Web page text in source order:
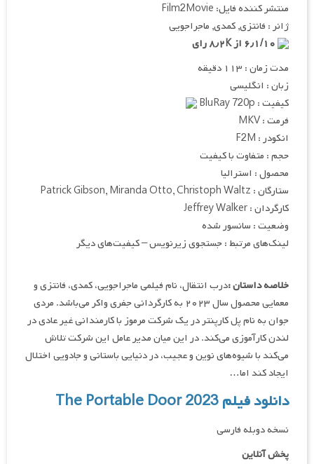
منتشر کننده فایل: Film2Movie
ژانر : فانتزی, کمدی, ماجراجویی
مدت زمان : ۱۱۳ دقیقه
زبان : انگلیسی
کیفیت : BluRay 720p
فرمت : MKV
انکودر : F2M
حجم : متفاوت با کیفیت
محصول : استرالیا
ستارگان : Patrick Gibson, Miranda Otto, Christoph Waltz
کارگردان : Jeffrey Walker
وضعیت : سانسور شده
لینک‌های مرتبط : جستجوی زیرنویس – کیفیت‌های دیگر
خلاصه داستان :درب انتقال، نام فیلمی ماجراجویی، کمدی، فانتزی و
معمایی محصول سال ۲۰۲۳ به کارگردانی جفری واکر می‌باشد. مردی
جوان به نام پل کارپنتر در یک شرکت مرموز با کارمندانی غیر عادی در
لندن کارآموزی می‌کند. در این میان مدیر عامل این شرکت تلاش
می‌کند با شیوه‌های نوین و عجیب، در دنیایی باستانی و جادویی اختلال
ایجاد کند اما…
دانلود فیلم The Portable Door 2023
نسخه دوبله فارسی
پخش آنلاین